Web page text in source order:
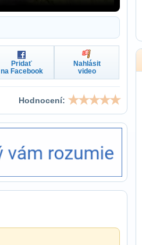
Pridať
na Facebook
Nahlásit
video
Hodnocení: